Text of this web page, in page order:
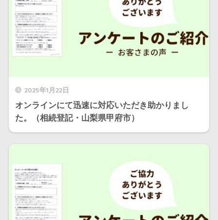
2025年1月22日
オンラインにて迅速に対応いただき助かりまし
た。（相続登記・山梨県甲府市）